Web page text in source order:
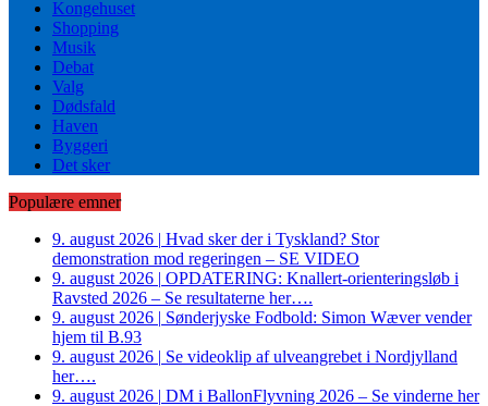
Kongehuset
Shopping
Musik
Debat
Valg
Dødsfald
Haven
Byggeri
Det sker
Populære emner
9. august 2026 | Hvad sker der i Tyskland? Stor
demonstration mod regeringen – SE VIDEO
9. august 2026 | OPDATERING: Knallert-orienteringsløb i
Ravsted 2026 – Se resultaterne her….
9. august 2026 | Sønderjyske Fodbold: Simon Wæver vender
hjem til B.93
9. august 2026 | Se videoklip af ulveangrebet i Nordjylland
her….
9. august 2026 | DM i BallonFlyvning 2026 – Se vinderne her